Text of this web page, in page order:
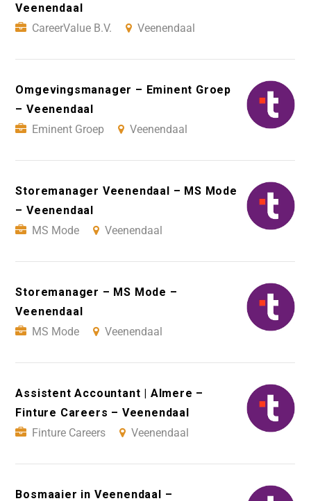
Veenendaal
CareerValue B.V.
Veenendaal
Omgevingsmanager – Eminent Groep
– Veenendaal
Eminent Groep
Veenendaal
Storemanager Veenendaal – MS Mode
– Veenendaal
MS Mode
Veenendaal
Storemanager – MS Mode –
Veenendaal
MS Mode
Veenendaal
Assistent Accountant | Almere –
Finture Careers – Veenendaal
Finture Careers
Veenendaal
Bosmaaier in Veenendaal –